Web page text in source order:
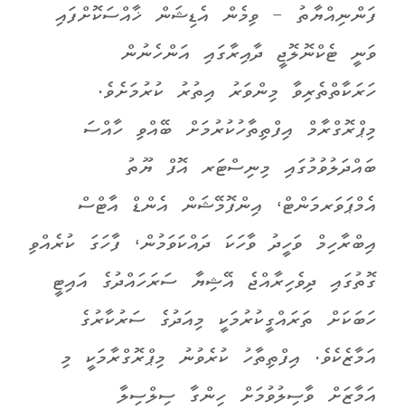
ފަންނިއްޔާތު - ވިމެން އެޑިޝަން ޚާއްސަކޮށްފައި
ވަނީ ޓެކްނޮލޮޖީ ދާއިރާގައި އަންހެނުން
ހަރަކާތްތެރިވާ މިންވަރު އިތުރު ކުރުމަށެވެ.
މިޕްރޮގްރާމް އިފްތިތާހުކުރުމަށް ބޭއްވި ހާއްސަ
ބައްދަލުވުމުގައި މިނިސްޓަރ އޮފް ޔޫތު
އެމްޕަވަރމަންޓް، އިންފޮމޭޝަން އެންޑް އާޓްސް
އިބްރާހިމް ވަހީދު ވާހަކަ ދައްކަވަމުން، ފާހަގަ ކުރެއްވި
ގޮތުގައި ދިވެހިރާއްޖެ އޭޝިޔާ ސަރަހައްދުގެ އައިޓީ
ހަބަކަށް ތަރައްގީކުރުމަކީ މިއަދުގެ ސަރުކާރުގެ
އަމާޒެކެވެ. އިފްތިތާހު ކުރެވުނު މިޕްރޮގްރާމަކީ މި
އަމާޒަށް ވާސިލުވުމަށް ހިންގާ ސިލްސިލާ